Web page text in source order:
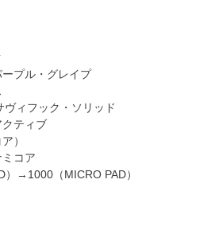
プル・グレイプ
ィフック・ソリッド
ティブ
）
コア
→1000（MICRO PAD）